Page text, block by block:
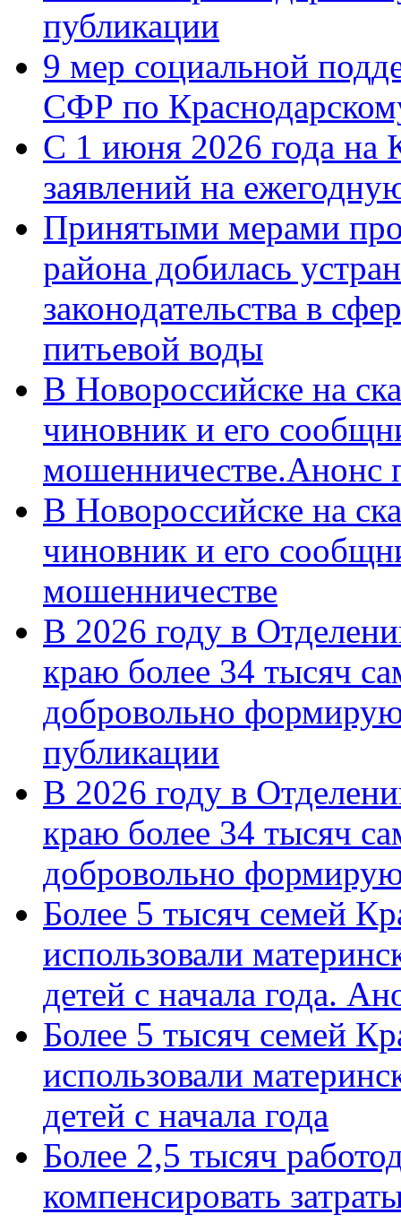
публикации
9 мер социальной
СФР по
С 1 июня 2026 года на
заявлений на
Принятыми мерами
района добилась
законодательства в
питьевой воды
В Новороссийске на
чиновник и его
мошенничестве.Анонс
В Новороссийске на
чиновник и его
мошенничестве
В 2026 году в
краю более 34 тысяч
добровольно
публикации
В 2026 году в
краю более 34 тысяч
добровольно
Более 5 тысяч семей
использовали
детей с начала года.
Более 5 тысяч семей
использовали
детей с начала года
Более 2,5 тысяч
компенсировать